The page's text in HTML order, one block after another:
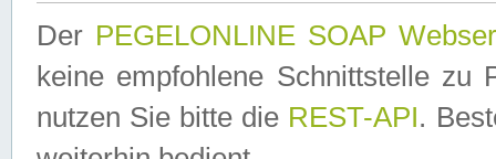
Der PEGELONLINE SOAP
keine empfohlene Schnittstelle zu
nutzen Sie bitte die REST-API.